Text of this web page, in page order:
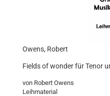
Owens, Robert
Fields of wonder für Tenor
von Robert Owens
​Leihmaterial